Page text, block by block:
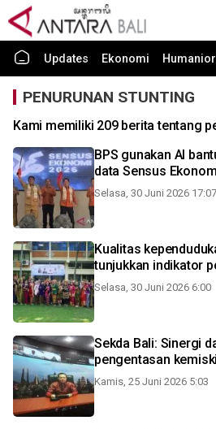
Updates Ekonomi
PENURUNAN STUNTING
Kami memiliki 209 berita tentang
BPS gunakan AI
data Sensus
Selasa, 30 Juni 2026 17:07
Kualitas
tunjukkan indikator
Selasa, 30 Juni 2026 6:00
Sekda Bali: Sinergi
pengentasan
Kamis, 25 Juni 2026 5:03